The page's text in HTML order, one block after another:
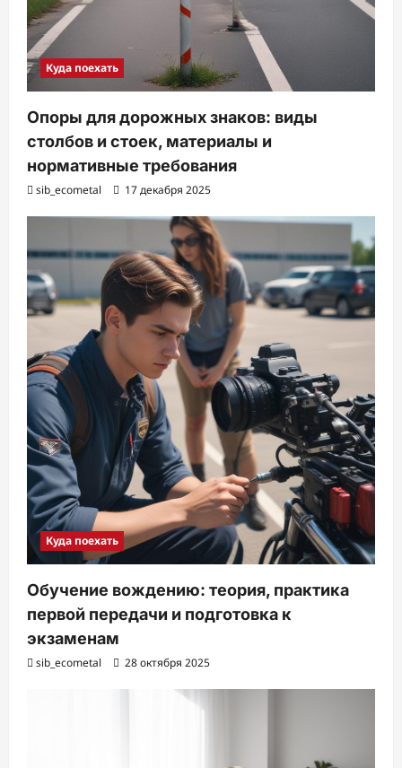
Куда поехать
Опоры для дорожных знаков: виды
столбов и стоек, материалы и
нормативные требования
sib_ecometal 17 декабря 2025
Куда поехать
Обучение вождению: теория, практика
первой передачи и подготовка к
экзаменам
sib_ecometal 28 октября 2025